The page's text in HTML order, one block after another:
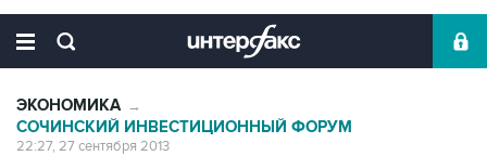
ЭКОНОМИКА →
СОЧИНСКИЙ ИНВЕСТИЦИОННЫЙ ФОРУМ
22:27, 27 сентября 2013